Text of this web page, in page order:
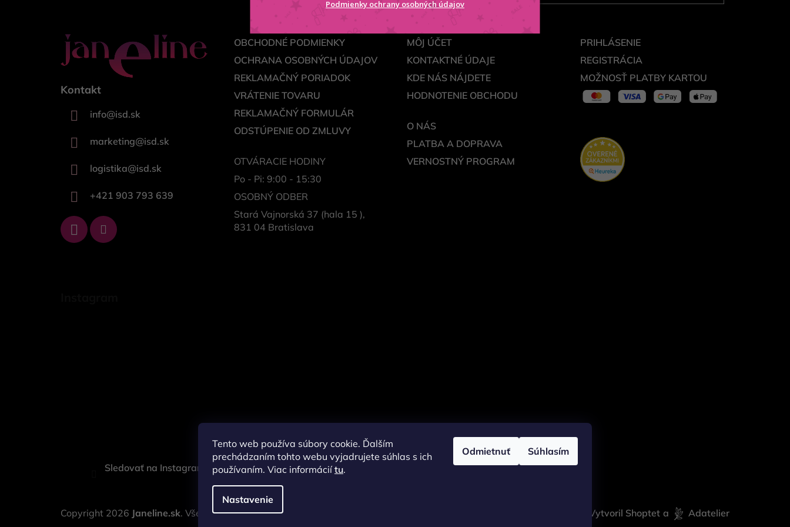
Tento web používa súbory cookie. Ďalším
prechádzaním tohto webu vyjadrujete súhlas s ich
používaním. Viac informáciítu.
Nastavenie
Odmietnuť Súhlasím
Kontakt
info@isd.sk
marketing@isd.sk
logistika@isd.sk
+421 903 793 639
OBCHODNÉ PODMIENKY
OCHRANA OSOBNÝCH ÚDAJOV
REKLAMAČNÝ PORIADOK
VRÁTENIE TOVARU
REKLAMAČNÝ FORMULÁR
ODSTÚPENIE OD ZMLUVY
OTVÁRACIE HODINY
Po - Pi: 9:00 - 15:30
OSOBNÝ ODBER
Stará Vajnorská 37 (hala 15 ),
831 04 Bratislava
MÔJ ÚČET
KONTAKTNÉ ÚDAJE
KDE NÁS NÁJDETE
HODNOTENIE OBCHODU
O NÁS
PLATBA A DOPRAVA
VERNOSTNÝ PROGRAM
PRIHLÁSENIE
REGISTRÁCIA
MOŽNOSŤ PLATBY KARTOU
Sledovať na Instagrame
Vytvoril Shoptet a Adatelier
Copyright 2026 Janeline.sk. Všetky práva vyhradené.
Podmienky ochrany osobných údajov